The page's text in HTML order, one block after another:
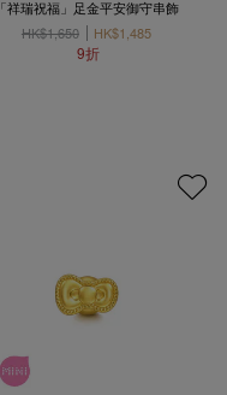
「祥瑞祝福」足金平安御守串飾
HK$1,650
HK$1,485
9折